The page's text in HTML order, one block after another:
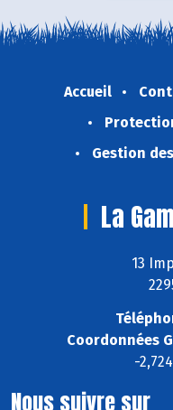
Accueil
Gestion
La
13
Coordonnées
-
Nous suivre sur